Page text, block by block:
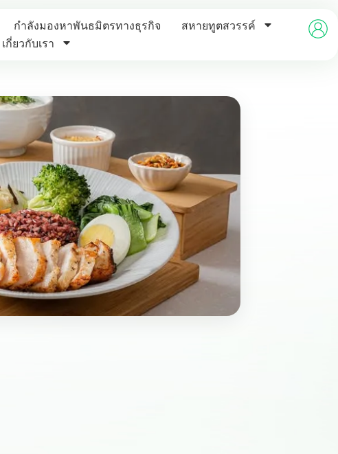
กำลังมองหาพันธมิตรทางธุรกิจ
สหายทูตสวรรค์
เกี่ยวกับเรา